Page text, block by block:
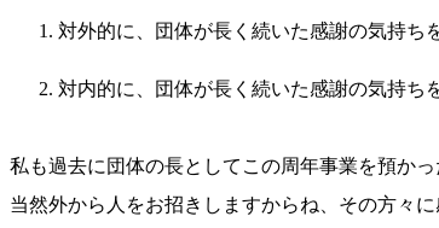
対外的に、団体が長く続いた感謝の気持ち
対内的に、団体が長く続いた感謝の気持ち
私も過去に団体の長としてこの周年事業を預か
当然外から人をお招きしますからね、その方々